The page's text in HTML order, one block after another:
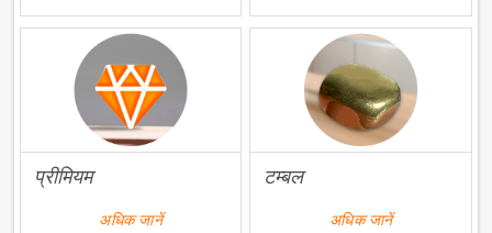
प्रीमियम
अधिक जानें
टम्बल
अधिक जानें